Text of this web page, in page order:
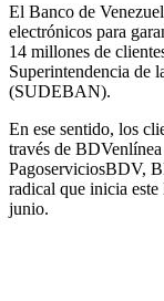
El Banco de
electrónicos para
14 millones de
Superintendencia de
(SUDEBAN).
En ese sentido, los
través de
PagoserviciosBDV,
radical que inicia
junio.